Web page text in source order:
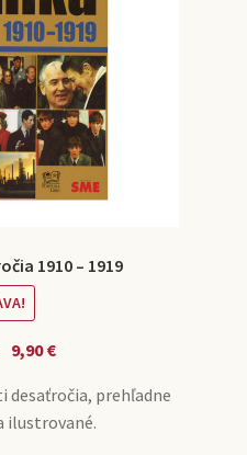
1910 – 1919
9,90€
desaťročia, prehľadne
ilustrované.